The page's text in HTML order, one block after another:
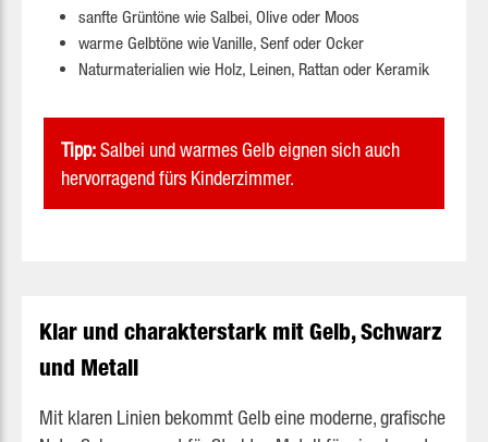
sanfte Grüntöne wie Salbei, Olive oder Moos
warme Gelbtöne wie Vanille, Senf oder Ocker
Naturmaterialien wie Holz, Leinen, Rattan oder Keramik
Tipp:Salbei und warmes Gelb eignen sich auch
hervorragend fürs Kinderzimmer.
Klar und charakterstark mit Gelb, Schwarz
und Metall
Mit klaren Linien bekommt Gelb eine moderne, grafische